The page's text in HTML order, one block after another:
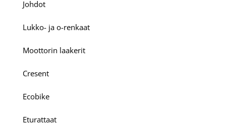
Johdot
Lukko- ja o-renkaat
Moottorin laakerit
Cresent
Ecobike
Eturattaat